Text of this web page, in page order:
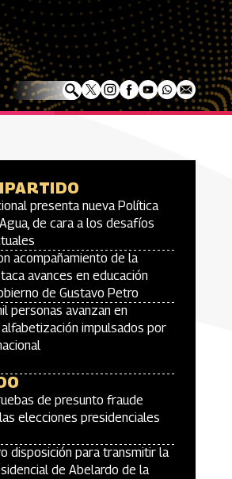
presenta nueva Política
de cara a los desafíos
acompañamiento de la
avances en educación
de Gustavo Petro
personas avanzan en
impulsados por
de presunto fraude
elecciones presidenciales
disposición para transmitir la
de Abelardo de la